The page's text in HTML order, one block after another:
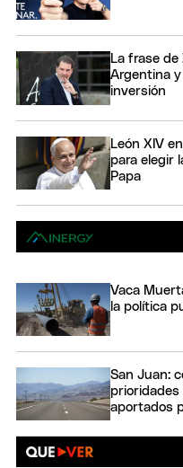
La frase
Argentina
inversión
León XIV
para elegir
Papa
Vaca
la política
San Juan:
prioridades
aportados